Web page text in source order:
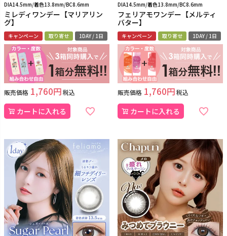
DIA14.5mm/着色13.8mm/BC8.6mm
ミレディワンデー【マリアリン
グ】
キャンペーン 取り寄せ 1DAY / 1日
販売価格 1,760 税込
カートに入れる
DIA14.5mm/着色13.8mm/BC8.6mm
フェリアモワンデー【メルティ
バター】
キャンペーン 取り寄せ 1DAY / 1日
販売価格 1,760 税込
カートに入れる